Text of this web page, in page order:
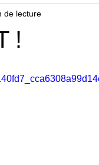
!
de lecture